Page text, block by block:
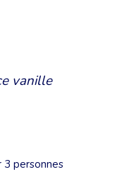
vanille
3 personnes